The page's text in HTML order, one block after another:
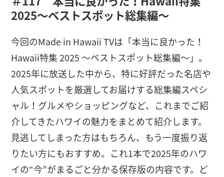
2025〜ベストスポット総集編〜
今回のMade in Hawaii TVは「本当に良かった！
Hawaii特集 2025 〜ベストスポット総集編〜」。
2025年に放送した中から、特に好評だった名店や
人気スポットを厳選してお届けする総集編スペシ
ャル！グルメやショッピングなど、これまでご紹
介してきたハワイの魅力をまとめて紹介します。
見逃してしまった方はもちろん、もう一度振り返
りたい方にもおすすめ。これ1本で2025年のハワ
イの“今”がまるごと分かる保存版の内容です。ど